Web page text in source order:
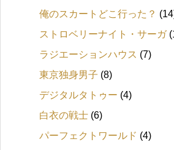
俺のスカートどこ行った？
ストロベリーナイト・サーガ
ラジエーションハウス (7)
東京独身男子 (8)
デジタルタトゥー (4)
白衣の戦士 (6)
パーフェクトワールド (4)